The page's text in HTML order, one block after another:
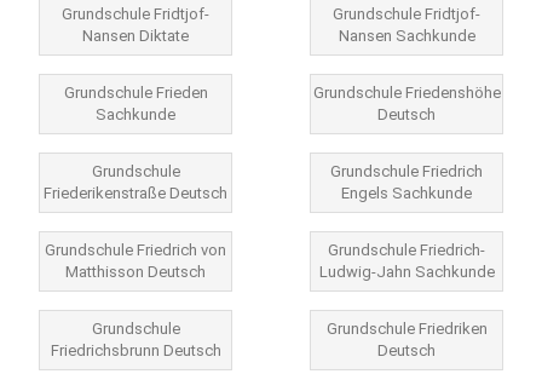
Grundschule Fridtjof-
Nansen Diktate
Grundschule Fridtjof-
Nansen Sachkunde
Grundschule Frieden
Sachkunde
Grundschule Friedenshöhe
Deutsch
Grundschule
Friederikenstraße Deutsch
Grundschule Friedrich
Engels Sachkunde
Grundschule Friedrich von
Matthisson Deutsch
Grundschule Friedrich-
Ludwig-Jahn Sachkunde
Grundschule
Friedrichsbrunn Deutsch
Grundschule Friedriken
Deutsch